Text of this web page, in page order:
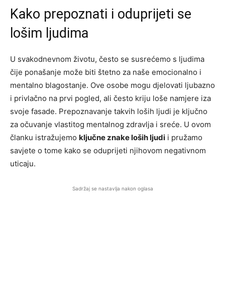
Kako prepoznati i oduprijeti se
lošim ljudima
U svakodnevnom životu, često se susrećemo s ljudima
čije ponašanje može biti štetno za naše emocionalno i
mentalno blagostanje. Ove osobe mogu djelovati ljubazno
i privlačno na prvi pogled, ali često kriju loše namjere iza
svoje fasade. Prepoznavanje takvih loših ljudi je ključno
za očuvanje vlastitog mentalnog zdravlja i sreće. U ovom
članku istražujemo ključne znake loših ljudi i pružamo
savjete o tome kako se oduprijeti njihovom negativnom
uticaju.
Sadržaj se nastavlja nakon oglasa